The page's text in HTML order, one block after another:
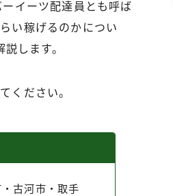
イーツ配達員とも呼ば
い稼げるのかについ
します。
ください。
古河市・取手